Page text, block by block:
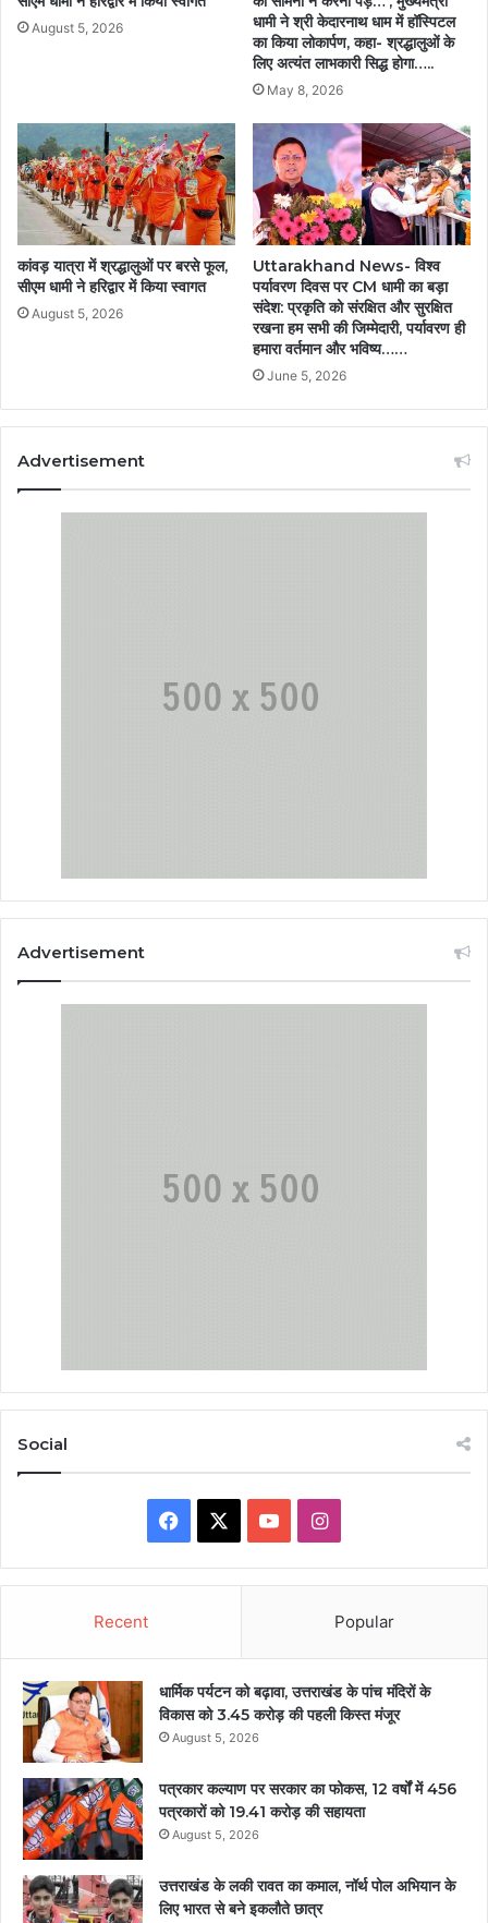
August 5, 2026
धामी ने श्री केदारनाथ धाम में हॉस्पिटल
का किया लोकार्पण, कहा- श्रद्धालुओं के
लिए अत्यंत लाभकारी सिद्ध होगा…..
May 8, 2026
कांवड़ यात्रा में श्रद्धालुओं पर बरसे फूल,
सीएम धामी ने हरिद्वार में किया स्वागत
August 5, 2026
Uttarakhand News- विश्व
पर्यावरण दिवस पर CM धामी का बड़ा
संदेश: प्रकृति को संरक्षित और सुरक्षित
रखना हम सभी की जिम्मेदारी, पर्यावरण ही
हमारा वर्तमान और भविष्य……
June 5, 2026
Advertisement
Advertisement
Social
Facebook YouTubeInstagram
Recent Popular
धार्मिक पर्यटन को बढ़ावा, उत्तराखंड के पांच मंदिरों के
विकास को 3.45 करोड़ की पहली किस्त मंजूर
August 5, 2026
पत्रकार कल्याण पर सरकार का फोकस, 12 वर्षों में 456
पत्रकारों को 19.41 करोड़ की सहायता
August 5, 2026
उत्तराखंड के लकी रावत का कमाल, नॉर्थ पोल अभियान के
लिए भारत से बने इकलौते छात्र